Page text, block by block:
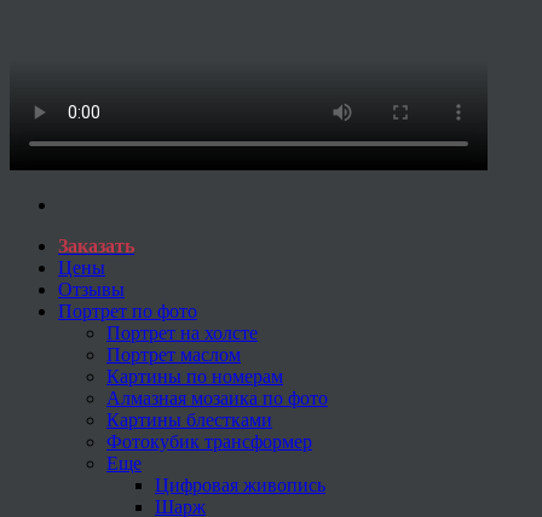
Заказать
Цены
Отзывы
Портрет по фото
Портрет на холсте
Портрет маслом
Картины по номерам
Алмазная мозаика по фото
Картины блестками
Фотокубик трансформер
Еще
Цифровая живопись
Шарж